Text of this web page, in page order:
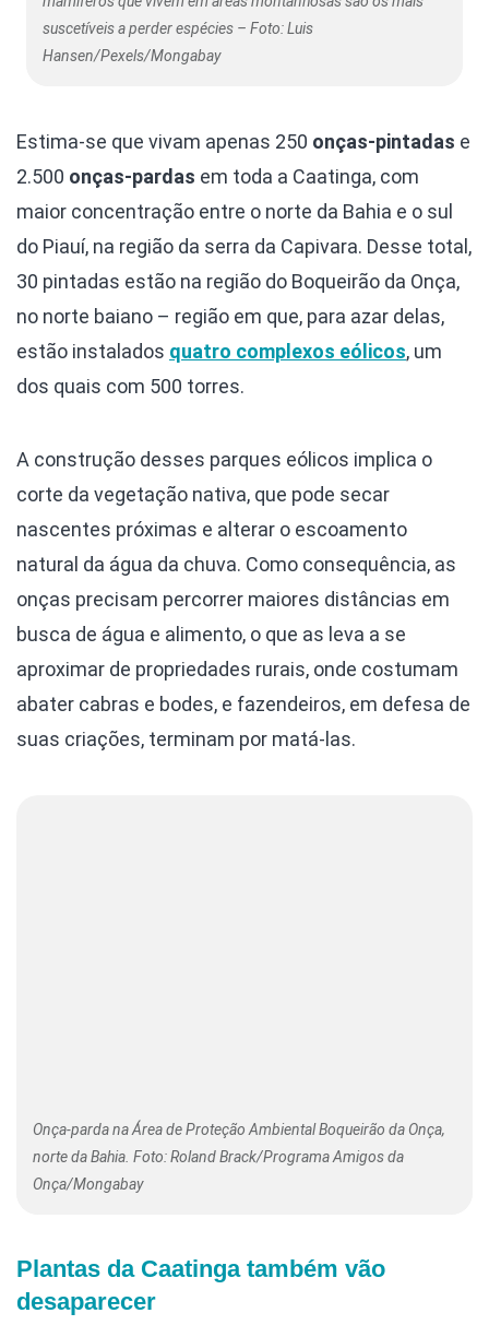
suscetíveis a perder espécies – Foto: Luis
Hansen/Pexels/Mongabay
Estima-se que vivam apenas 250 onças-pintadas e
2.500 onças-pardas em toda a Caatinga, com
maior concentração entre o norte da Bahia e o sul
do Piauí, na região da serra da Capivara. Desse total,
30 pintadas estão na região do Boqueirão da Onça,
no norte baiano – região em que, para azar delas,
estão instalados quatro complexos eólicos, um
dos quais com 500 torres.
A construção desses parques eólicos implica o
corte da vegetação nativa, que pode secar
nascentes próximas e alterar o escoamento
natural da água da chuva. Como consequência, as
onças precisam percorrer maiores distâncias em
busca de água e alimento, o que as leva a se
aproximar de propriedades rurais, onde costumam
abater cabras e bodes, e fazendeiros, em defesa de
suas criações, terminam por matá-las.
Onça-parda na Área de Proteção Ambiental Boqueirão da Onça,
norte da Bahia. Foto: Roland Brack/Programa Amigos da
Onça/Mongabay
Plantas da Caatinga também vão
desaparecer